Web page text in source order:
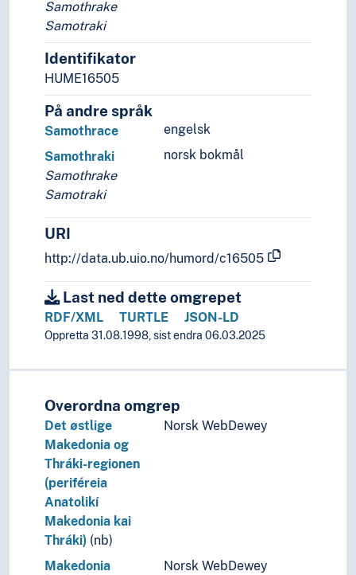
(sjøar i Europa)
Holarktiske region
Palearktis
Havområde
Oseania
Store landområde og imperium
Samothrake
Samotraki
Identifikator
HUME16505
På andre språk
engelsk
Samothrace
norsk bokmål
Samothraki
Samothrake
Samotraki
URI
http://data.ub.uio.no/humord/c16505
Last ned dette omgrepet
RDF/XML TURTLE JSON-LD
Oppretta 31.08.1998, sist endra 06.03.2025
Overordna omgrep
Det østlige
Makedonia og
Thráki-regionen
(periféreia
Anatolikí
Makedonia kai
Thráki) (nb)
Norsk WebDewey
Makedonia
Norsk WebDewey